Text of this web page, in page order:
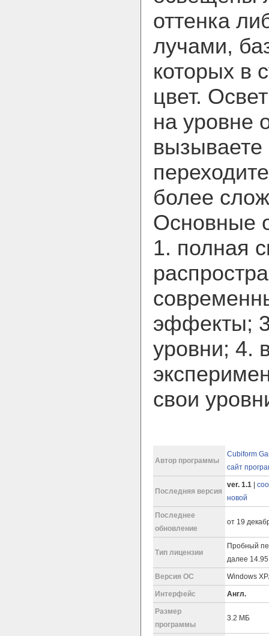
оттенка
лучами,
которых в
цвет.
на уровне
вызываете
более
Основные
1. полная
эффекты;
уровни; 4.
свои
Автор программы
Cubiform
сайт
Последняя версия
ver. 1.1
новой
Последнее
обновление
от 19
Тип лицензии
Пробный
далее
Версия ОС Windows
Интерфейс Англ.
Размер
программы
3.2 МБ